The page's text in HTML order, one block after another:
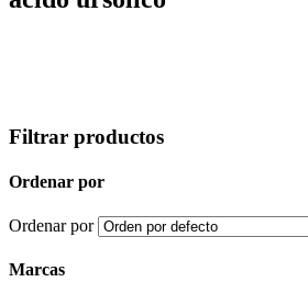
Filtrar productos
Ordenar por
Ordenar por
Marcas